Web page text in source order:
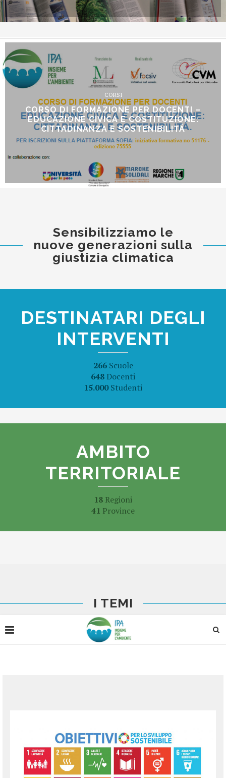
CORSI
CORSO DI FORMAZIONE PER DOCENTI –
EDUCAZIONE CIVICA E COSTITUZIONE:
CITTADINANZA E SOSTENIBILITÁ
Sensibilizziamo le
nuove generazioni sulla
giustizia climatica
DESTINATARI DEGLI
INTERVENTI
266Scuole
648 Docenti
15.000Studenti
AMBITO
TERRITORIALE
18 Regioni
41 Province
I TEMI